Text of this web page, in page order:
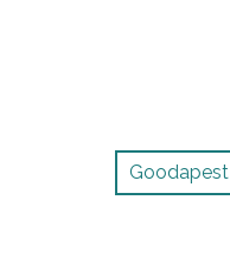
Goodapest